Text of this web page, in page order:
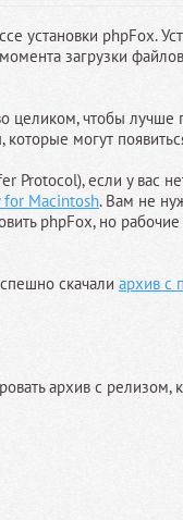
установки phpFox.
загрузки
чтобы лучше
могут
Protocol), если у вас
for Macintosh. Вам не
phpFox, но
скачали архив с
архив с релизом,